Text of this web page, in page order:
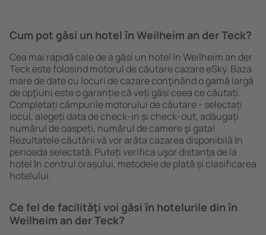
Cum pot găsi un hotel în Weilheim an der Teck?
Cea mai rapidă cale de a găsi un hotel în Weilheim an der
Teck este folosind motorul de căutare cazare eSky. Baza
mare de date cu locuri de cazare conţinând o gamă largă
de opţiuni este o garanție că veți găsi ceea ce căutați.
Completați câmpurile motorului de căutare - selectați
locul, alegeți data de check-in și check-out, adăugați
numărul de oaspeți, numărul de camere şi gata!
Rezultatele căutării vă vor arăta cazarea disponibilă ȋn
perioada selectată. Puteți verifica uşor distanța de la
hotel ȋn centrul orașului, metodele de plată și clasificarea
hotelului.
Ce fel de facilităţi voi găsi ȋn hotelurile din în
Weilheim an der Teck?